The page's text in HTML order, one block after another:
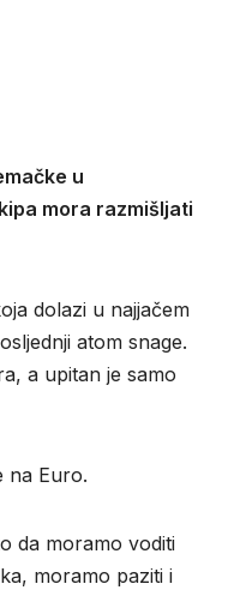
u
mora razmišljati
dolazi u najjačem
atom snage.
a upitan je samo
na Euro.
da moramo voditi
moramo paziti i